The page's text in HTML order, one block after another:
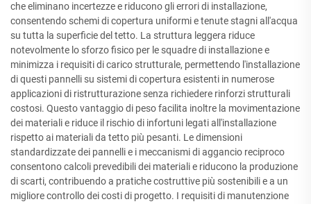
che eliminano incertezze e riducono gli errori di installazione,
consentendo schemi di copertura uniformi e tenute stagni all'acqua
su tutta la superficie del tetto. La struttura leggera riduce
notevolmente lo sforzo fisico per le squadre di installazione e
minimizza i requisiti di carico strutturale, permettendo l'installazione
di questi pannelli su sistemi di copertura esistenti in numerose
applicazioni di ristrutturazione senza richiedere rinforzi strutturali
costosi. Questo vantaggio di peso facilita inoltre la movimentazione
dei materiali e riduce il rischio di infortuni legati all'installazione
rispetto ai materiali da tetto più pesanti. Le dimensioni
standardizzate dei pannelli e i meccanismi di aggancio reciproco
consentono calcoli prevedibili dei materiali e riducono la produzione
di scarti, contribuendo a pratiche costruttive più sostenibili e a un
migliore controllo dei costi di progetto. I requisiti di manutenzione